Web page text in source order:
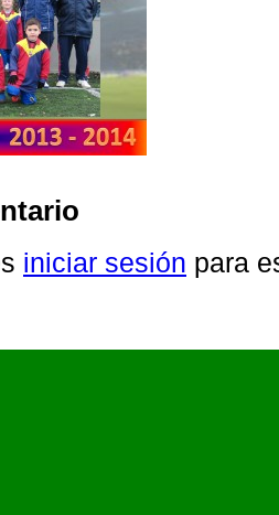
iniciar sesión para